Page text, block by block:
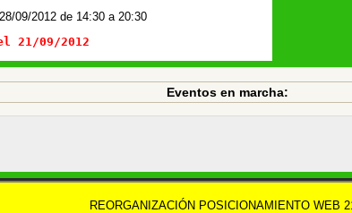
09/2012 de 14:30 a 20:30
21/09/2012
Eventos en marcha:
REORGANIZACIÓN POSICIONAMIENTO WEB